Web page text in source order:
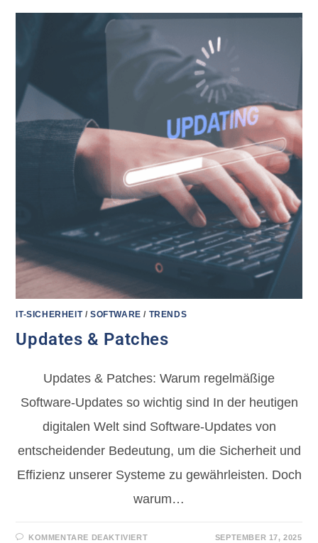
IT-SICHERHEIT/SOFTWARE / TRENDS
Updates & Patches
Updates & Patches: Warum regelmäßige
Software-Updates so wichtig sind In der heutigen
digitalen Welt sind Software-Updates von
entscheidender Bedeutung, um die Sicherheit und
Effizienz unserer Systeme zu gewährleisten. Doch
warum…
KOMMENTARE DEAKTIVIERT SEPTEMBER 17, 2025